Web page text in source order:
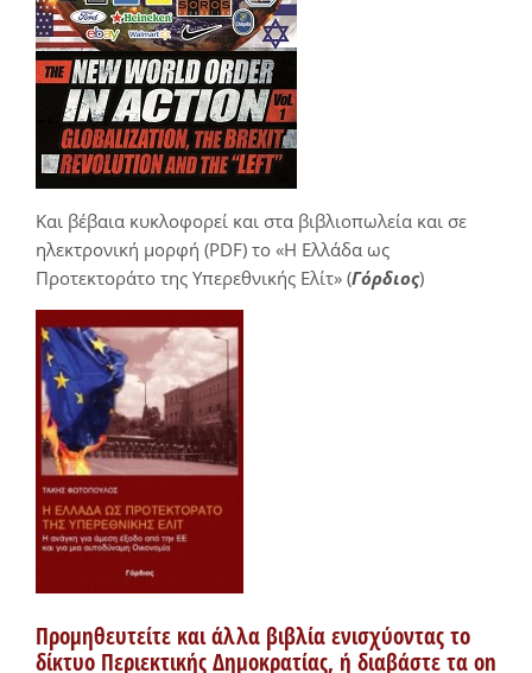
Και βέβαια κυκλοφορεί και στα βιβλιοπωλεία και σε
ηλεκτρονική μορφή (PDF) το «Η Ελλάδα ως
Προτεκτοράτο της Υπερεθνικής Ελίτ» (Γόρδιος)
Προμηθευτείτε και άλλα βιβλία ενισχύοντας το
δίκτυο Περιεκτικής Δημοκρατίας, ή διαβάστε τα on